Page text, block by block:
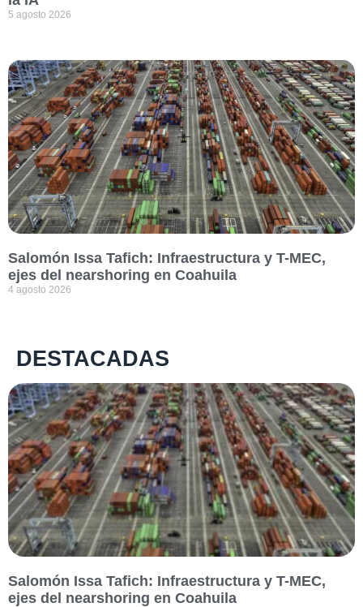
5 agosto 2026
Salomón Issa Tafich: Infraestructura y T-MEC,
ejes del nearshoring en Coahuila
4 agosto 2026
DESTACADAS
Salomón Issa Tafich: Infraestructura y T-MEC,
ejes del nearshoring en Coahuila